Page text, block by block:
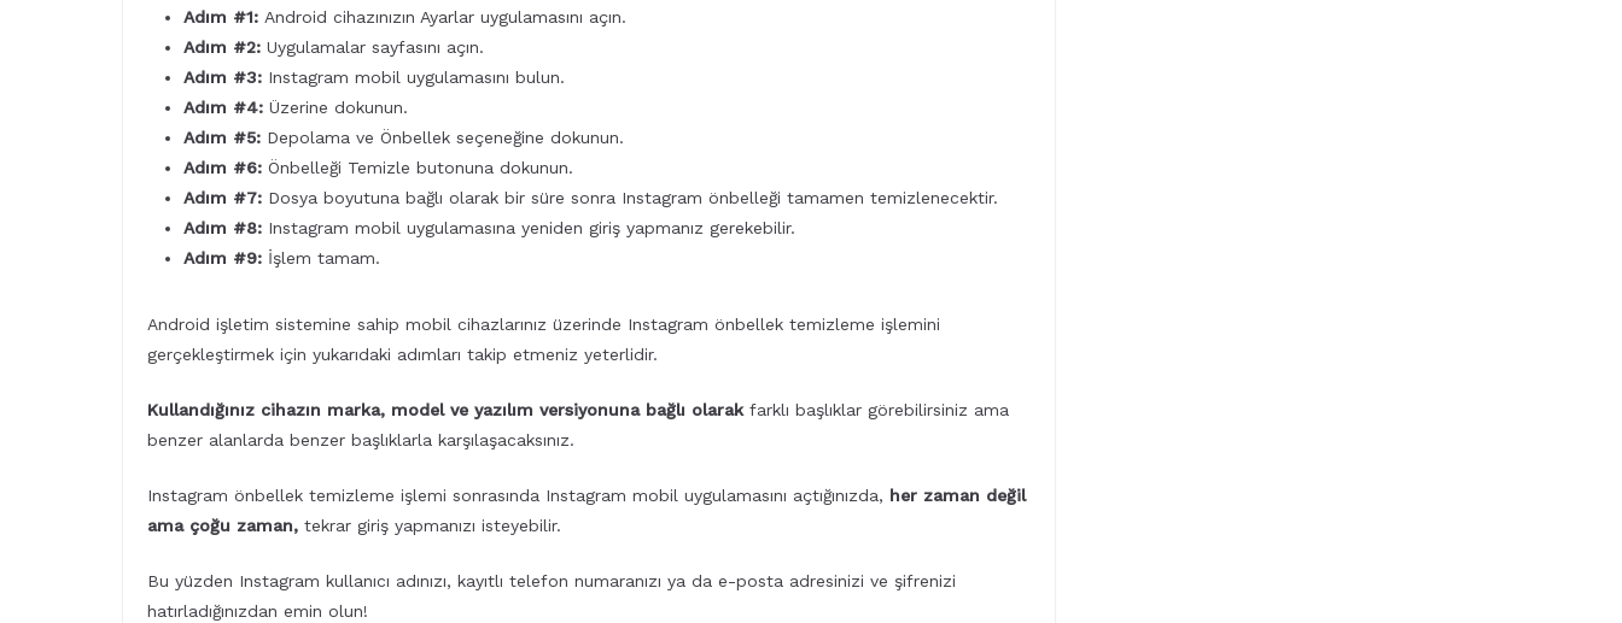
Adım #1: Android cihazınızın Ayarlar uygulamasını açın.
Adım #2: Uygulamalar sayfasını açın.
Adım #3: Instagram mobil uygulamasını bulun.
Adım #4: Üzerine dokunun.
Adım #5: Depolama ve Önbellek seçeneğine dokunun.
Adım #6: Önbelleği Temizle butonuna dokunun.
Adım #7: Dosya boyutuna bağlı olarak bir süre sonra Instagram önbelleği tamamen temizlenecektir.
Adım #8: Instagram mobil uygulamasına yeniden giriş yapmanız gerekebilir.
Adım #9: İşlem tamam.
Android işletim sistemine sahip mobil cihazlarınız üzerinde Instagram önbellek temizleme işlemini
gerçekleştirmek için yukarıdaki adımları takip etmeniz yeterlidir.
Kullandığınız cihazın marka, model ve yazılım versiyonuna bağlı olarak farklı başlıklar görebilirsiniz ama
benzer alanlarda benzer başlıklarla karşılaşacaksınız.
Instagram önbellek temizleme işlemi sonrasında Instagram mobil uygulamasını açtığınızda, her zaman değil
ama çoğu zaman, tekrar giriş yapmanızı isteyebilir.
Bu yüzden Instagram kullanıcı adınızı, kayıtlı telefon numaranızı ya da e-posta adresinizi ve şifrenizi
hatırladığınızdan emin olun!